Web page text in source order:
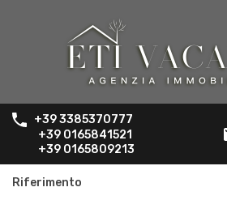
+39 3385370777
+39 0165841521
+39 0165809213
Riferimento